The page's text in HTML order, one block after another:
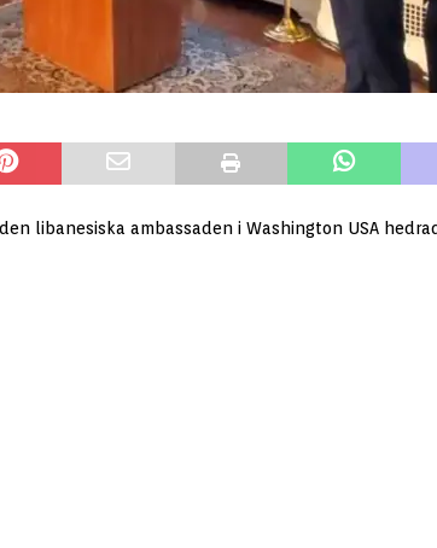
libanesiska ambassaden i Washington USA